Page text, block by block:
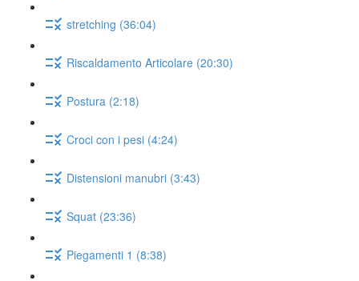
stretching (36:04)
Riscaldamento Articolare (20:30)
Postura (2:18)
Croci con i pesi (4:24)
Distensioni manubri (3:43)
Squat (23:36)
Piegamenti 1 (8:38)